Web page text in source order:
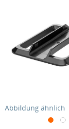
Abbildung ähnlich